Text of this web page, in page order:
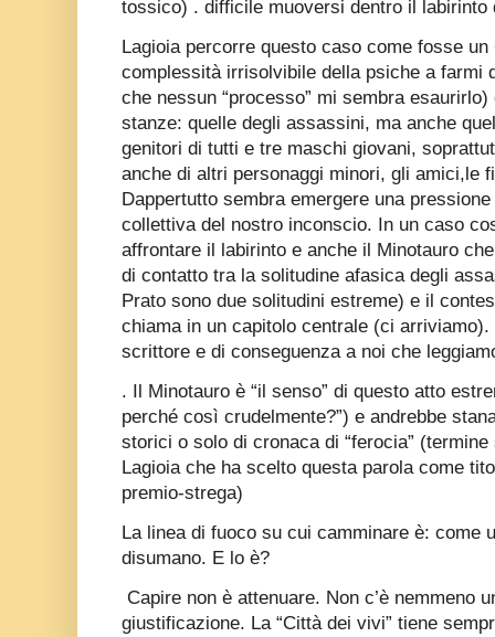
tossico) . difficile muoversi dentro il labirinto
Lagioia percorre questo caso come fosse
complessità irrisolvibile della psiche a farmi
che nessun “processo” mi sembra
stanze: quelle degli assassini, ma anche
genitori di tutti e tre maschi giovani,
anche di altri personaggi minori, gli amici,le
Dappertutto sembra emergere una
collettiva del nostro inconscio. In un caso
affrontare il labirinto e anche il Minotauro
di contatto tra la solitudine afasica degli
Prato sono due solitudini estreme) e il
chiama in un capitolo centrale (ci
scrittore e di conseguenza a noi che
. Il Minotauro è “il senso” di questo atto
perché così crudelmente?”) e andrebbe
storici o solo di cronaca di “ferocia”
Lagioia che ha scelto questa parola come
premio-strega)
La linea di fuoco su cui camminare è: come
disumano. E lo è?
Capire non è attenuare. Non c’è nemmeno
giustificazione. La “Città dei vivi” tiene